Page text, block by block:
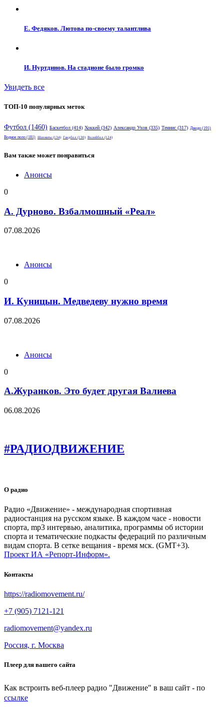
Е. Федяков. Лютова по-своему талантлива
И. Нуртдинов. На стадионе было громко
Увидеть все
ТОП-10 популярных меток
Футбол (1460) Баскетбол (414) Хоккей (342) Александр Ухов (335) Теннис (317) Дзюдо (191)
Водное поло (181) Шахматы (134) Гандбол (130) Волейбол (124)
Вам также может понравиться
Анонсы
0
А. Дурново. Взбалмошный «Реал»
07.08.2026
Анонсы
0
И. Куницын. Медведеву нужно время
07.08.2026
Анонсы
0
А.Журанков. Это будет другая Валиева
06.08.2026
#РАДИОДВИЖЕНИЕ
О радио
Радио «Движение» - международная спортивная
радиостанция на русском языке. В каждом часе - новости
спорта, mp3 интервью, аналитика, программы об истории
спорта и тематические подкасты федераций по различным
видам спорта. В сетке вещания - время мск. (GMT+3).
Проект ИА «Репорт-Информ».
Контакты
https://radiomovement.ru/
+7 (905) 7121-121
radiomovement@yandex.ru
Россия, г. Москва
Плеер для вашего сайта
Как встроить веб-плеер радио "Движение" в ваш сайт - по
ссылке